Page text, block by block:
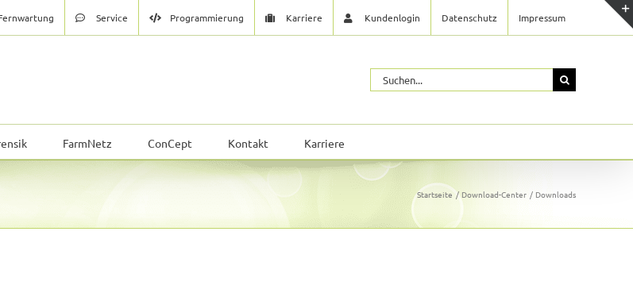
Service Programmierung Karriere Kundenlogin Datenschutz Impressum
Suche
nach:
FarmNetz ConCept Kontakt Karriere
Startseite Download-Center Downloads